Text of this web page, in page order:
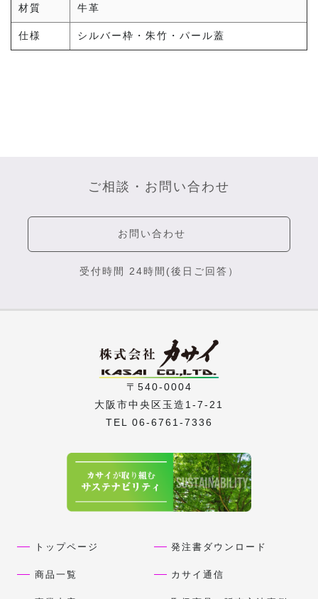
材質 牛革
仕様 シルバー枠・朱竹・パール蓋
ご相談・お問い合わせ
お問い合わせ
受付時間 24時間(後日ご回答）
〒540-0004
大阪市中央区玉造1-7-21
TEL 06-6761-7336
トップページ
商品一覧
発注書ダウンロード
カサイ通信